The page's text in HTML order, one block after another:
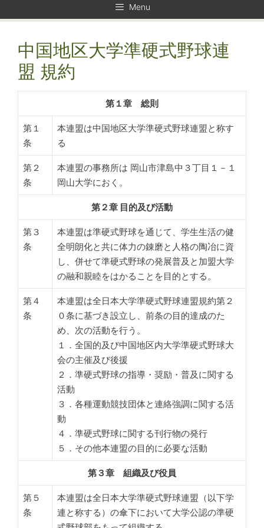
Menu
中国地区大学準硬式野球連
盟 規約
第１章 総則
第１
条
本連盟は中国地区大学準硬式野球連盟と称す
る
第２
条
本連盟の事務所は 岡山市津島中３丁目１－１
岡山大学におく。
第２章 目的及び活動
第３
条
本連盟は準硬式野球を通じて、学生生活の健
全明朗化と共に体力の錬磨と人格の陶冶に資
し、併せて準硬式野球の発展普及と加盟大学
の融和親睦をはかることを目的とする。
第４
条
本連盟は全日本大学準硬式野球連盟規約第２
０条に基づき設立し、前条の目的達成のた
め、次の活動を行う。
１．全国的及び中国地区内大学準硬式野球大
会の主催及び後援
２．準硬式野球の指導・奨励・普及に関する
活動
３．各種運動競技団体と連絡強調に関する活
動
４．準硬式野球に関する刊行物の発行
５．その他本連盟の目的に必要な活動
第３章 組織及び役員
第５
条
本連盟は全日本大学準硬式野球連盟（以下学
連と称する）の傘下において大学公認の準硬